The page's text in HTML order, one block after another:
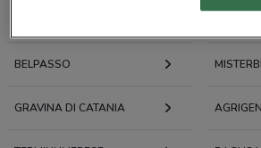
BELPASSO
GRAVINA DI CATANIA